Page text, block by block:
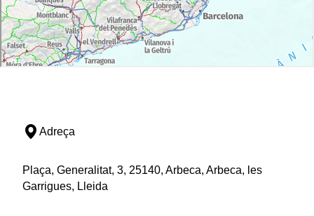
Adreça
Plaça, Generalitat, 3, 25140, Arbeca, Arbeca, les
Garrigues, Lleida